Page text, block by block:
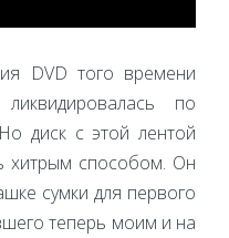
DVD того времени
по
диск с этой лентой
хитрым способом. Он
сумки для первого
теперь моим и на